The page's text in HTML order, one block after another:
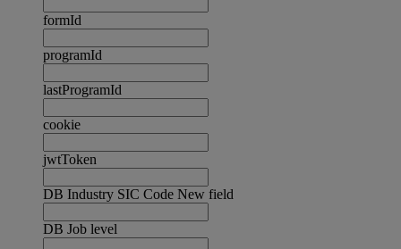
formId
programId
lastProgramId
cookie
jwtToken
DB Industry SIC Code New field
DB Job level